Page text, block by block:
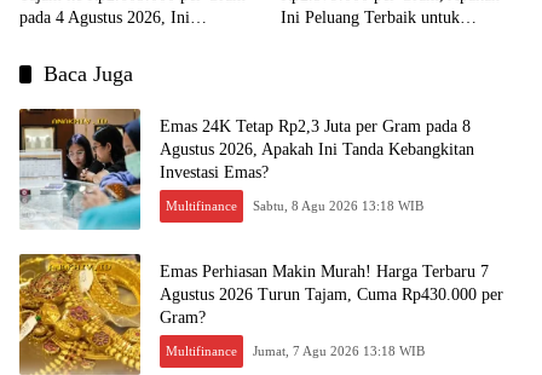
pada 4 Agustus 2026, Ini
Ini Peluang Terbaik untuk
Baca Juga
Emas 24K Tetap Rp2,3 Juta per Gram pada 8
Agustus 2026, Apakah Ini Tanda Kebangkitan
Investasi Emas?
Multifinance Sabtu, 8 Agu 2026 13:18 WIB
Emas Perhiasan Makin Murah! Harga Terbaru 7
Agustus 2026 Turun Tajam, Cuma Rp430.000 per
Gram?
Multifinance Jumat, 7 Agu 2026 13:18 WIB